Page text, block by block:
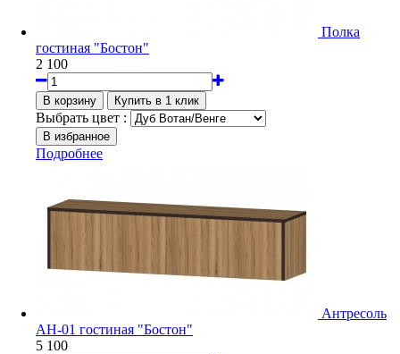
Полка
гостиная "Бостон"
2 100
Выбрать цвет :
Подробнее
Антресоль
АН-01 гостиная "Бостон"
5 100